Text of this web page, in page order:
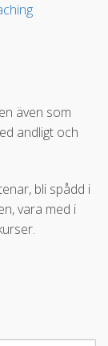
även som
andligt och
bli spådd i
vara med i